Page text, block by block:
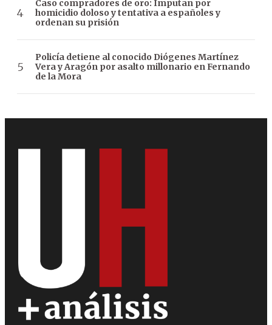
Caso compradores de oro: Imputan por
homicidio doloso y tentativa a españoles y
ordenan su prisión
Policía detiene al conocido Diógenes Martínez
Vera y Aragón por asalto millonario en Fernando
de la Mora